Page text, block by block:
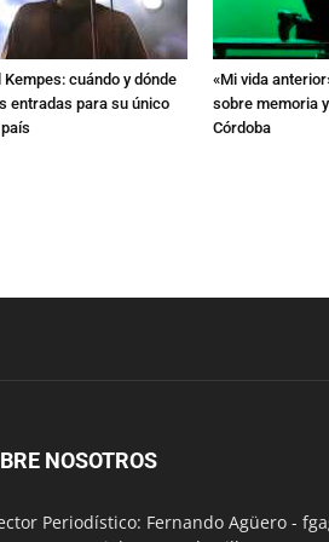
Kempes: cuándo y dónde
entradas para su único
«Mi vida
sobre memoria
Córdoba
NOSOTROS
Periodístico: Fernando Agüero -